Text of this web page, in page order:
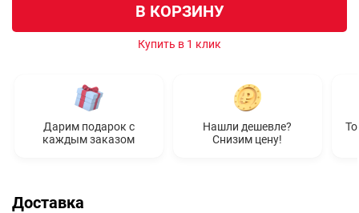
В КОРЗИНУ
Купить в 1 клик
Дарим подарок с
каждым заказом
Нашли дешевле?
Снизим цену!
Доставка